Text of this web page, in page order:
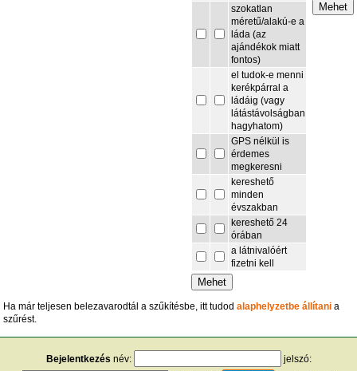
szokatlan
méretű/alakú-e a
láda (az
ajándékok miatt
fontos)
el tudok-e menni
kerékpárral a
ládáig (vagy
látástávolságban
hagyhatom)
GPS nélkül is
érdemes
megkeresni
kereshető
minden
évszakban
kereshető 24
órában
a látnivalóért
fizetni kell
Ha már teljesen belezavarodtál a szűkítésbe, itt tudodalaphelyzetbe állítani a
szűrést.
Bejelentkezés név:
jelszó: